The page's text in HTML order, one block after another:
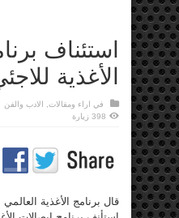
استئناف
الأغذية
في اراء ومقالات الادب والفن
398 زيارة
قال برنامج الأغذية العالمي